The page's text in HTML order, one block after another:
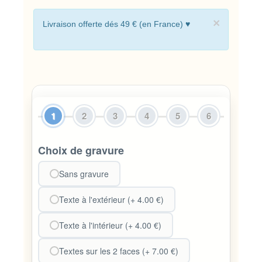
×
Livraison offerte dés 49 € (en France) ♥
1 2 3 4 5 6
Choix de gravure
Sans gravure
Texte à l'extérieur (+ 4.00 €)
Texte à l'intérieur (+ 4.00 €)
Textes sur les 2 faces (+ 7.00 €)